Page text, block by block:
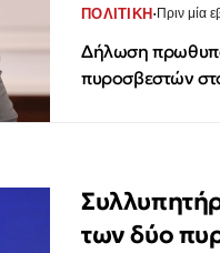
ΠΟΛΙΤΙΚΗ· Πριν μία
Δήλωση
πυροσβεστών
των δύο